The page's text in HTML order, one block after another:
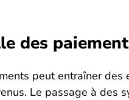
des
peut entraîner des
Le passage à des